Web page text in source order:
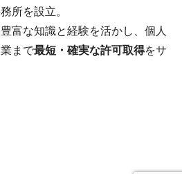
所を設立。
富な知識と経験を活かし、個人
まで最短・確実な許可取得をサ